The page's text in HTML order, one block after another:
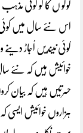
لوگو ں کا کو کوئی
اس نئے سال میں کوئی
کوئی نیندیں اُجاڑ
خوائیشں ہیں کہ نئے
حسرتیں ہیں کہ بیان
ہزاروں خوائیشں ایسی